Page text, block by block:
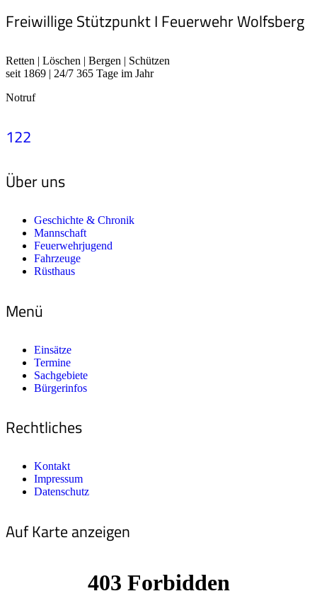
Freiwillige Stützpunkt I Feuerwehr Wolfsberg
Retten | Löschen | Bergen | Schützen
seit 1869 | 24/7 365 Tage im Jahr
Notruf
122
Über uns
Geschichte & Chronik
Mannschaft
Feuerwehrjugend
Fahrzeuge
Rüsthaus
Menü
Einsätze
Termine
Sachgebiete
Bürgerinfos
Rechtliches
Kontakt
Impressum
Datenschutz
Auf Karte anzeigen